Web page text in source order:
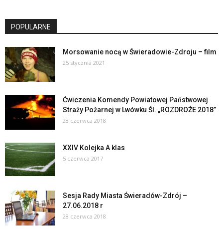
POPULARNE
Morsowanie nocą w Świeradowie-Zdroju – film
25 stycznia 2021
Ćwiczenia Komendy Powiatowej Państwowej
Straży Pożarnej w Lwówku Śl. „ROZDROŻE 2018”
28 czerwca 2018
XXIV Kolejka A klas
5 czerwca 2017
Sesja Rady Miasta Świeradów-Zdrój –
27.06.2018 r
28 czerwca 2018